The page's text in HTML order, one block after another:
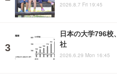
2026.8.7 Fri 19:45
日本の大学796
社
2026.6.29 Mon 16:45